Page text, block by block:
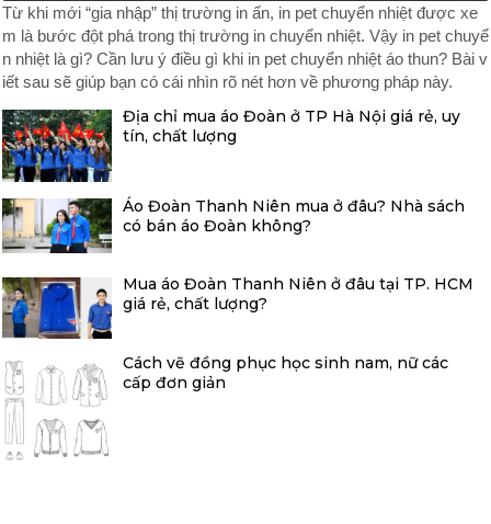
Từ khi mới “gia nhập” thị trường in ấn, in pet chuyển nhiệt được xe
m là bước đột phá trong thị trường in chuyển nhiệt. Vậy in pet chuyể
n nhiệt là gì? Cần lưu ý điều gì khi in pet chuyển nhiệt áo thun? Bài v
iết sau sẽ giúp bạn có cái nhìn rõ nét hơn về phương pháp này.
Địa chỉ mua áo Đoàn ở TP Hà Nội giá rẻ, uy
tín, chất lượng
Áo Đoàn Thanh Niên mua ở đâu? Nhà sách
có bán áo Đoàn không?
Mua áo Đoàn Thanh Niên ở đâu tại TP. HCM
giá rẻ, chất lượng?
Cách vẽ đồng phục học sinh nam, nữ các
cấp đơn giản